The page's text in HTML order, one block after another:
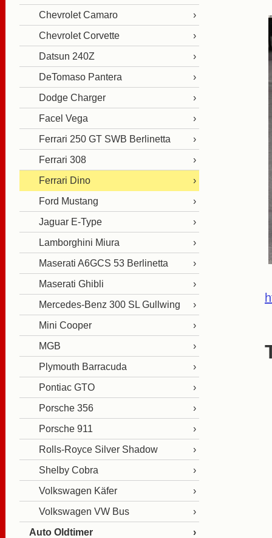
Chevrolet Camaro
Chevrolet Corvette
Datsun 240Z
DeTomaso Pantera
Dodge Charger
Facel Vega
Ferrari 250 GT SWB Berlinetta
Ferrari 308
Ferrari Dino
Ford Mustang
Jaguar E-Type
Lamborghini Miura
Maserati A6GCS 53 Berlinetta
Maserati Ghibli
Mercedes-Benz 300 SL Gullwing
Mini Cooper
MGB
Plymouth Barracuda
Pontiac GTO
Porsche 356
Porsche 911
Rolls-Royce Silver Shadow
Shelby Cobra
Volkswagen Käfer
Volkswagen VW Bus
Auto Oldtimer